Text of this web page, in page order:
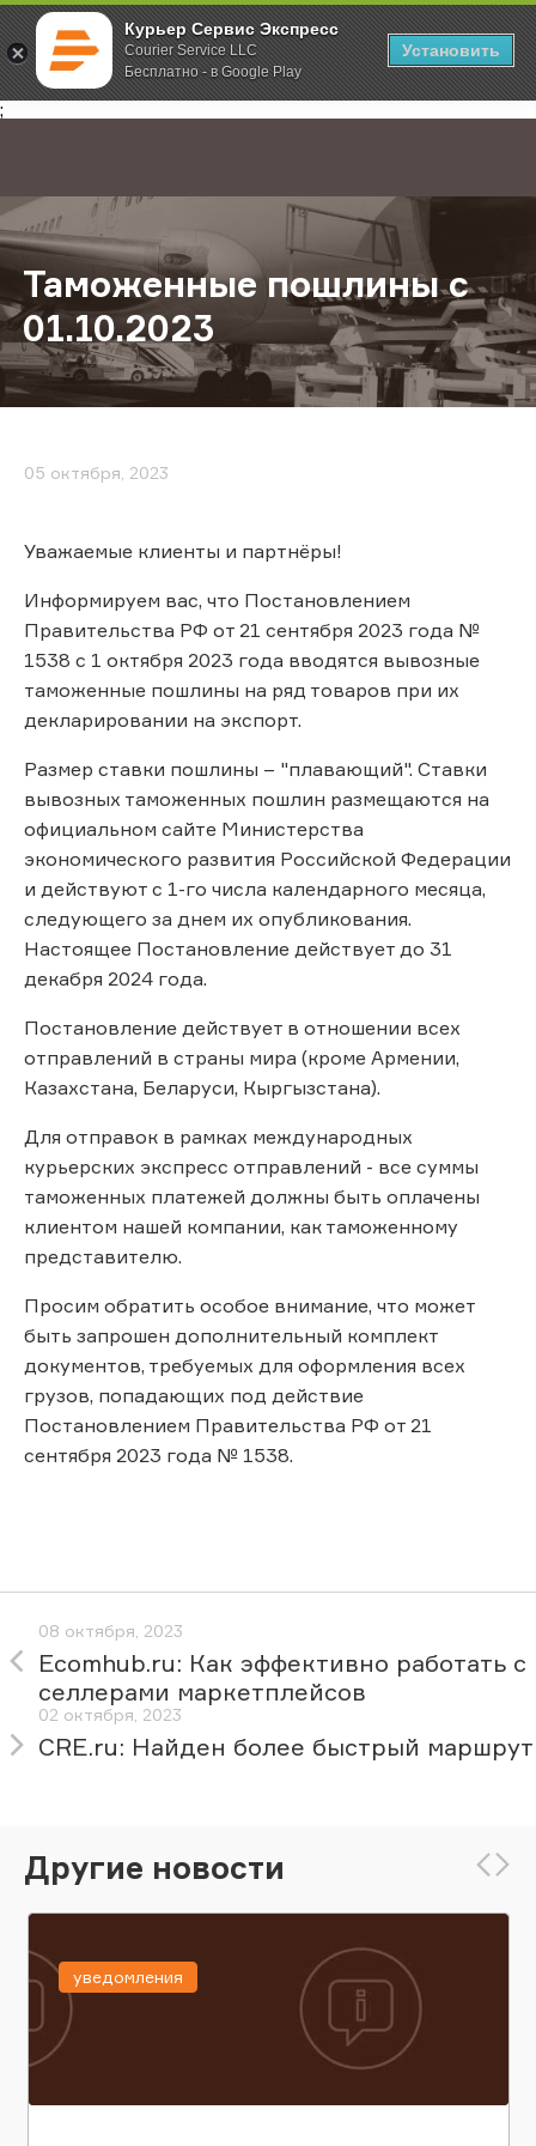
Курьер Сервис Экспресс
Courier Service LLC
Бесплатно - в Google Play
Установить
;
Главная О компании Новости Таможенные пошлины с
Таможенные пошлины с
01.10.2023
05 октября, 2023
Уважаемые клиенты и партнёры!
Информируем вас, что Постановлением
Правительства РФ от 21 сентября 2023 года №
1538 с 1 октября 2023 года вводятся вывозные
таможенные пошлины на ряд товаров при их
декларировании на экспорт.
Размер ставки пошлины – "плавающий". Ставки
вывозных таможенных пошлин размещаются на
официальном сайте Министерства
экономического развития Российской Федерации
и действуют с 1-го числа календарного месяца,
следующего за днем их опубликования.
Настоящее Постановление действует до 31
декабря 2024 года.
Постановление действует в отношении всех
отправлений в страны мира (кроме Армении,
Казахстана, Беларуси, Кыргызстана).
Для отправок в рамках международных
курьерских экспресс отправлений - все суммы
таможенных платежей должны быть оплачены
клиентом нашей компании, как таможенному
представителю.
Просим обратить особое внимание, что может
быть запрошен дополнительный комплект
документов, требуемых для оформления всех
грузов, попадающих под действие
Постановлением Правительства РФ от 21
сентября 2023 года № 1538.
08 октября, 2023
Ecomhub.ru: Как эффективно работать с
селлерами маркетплейсов
02 октября, 2023
CRE.ru: Найден более быстрый маршрут
Другие новости
уведомления